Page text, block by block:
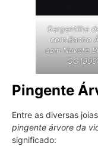
Gargantilha
com Banho
com Navete
Pingente
Entre as diversas
pingente árvore da
significado: